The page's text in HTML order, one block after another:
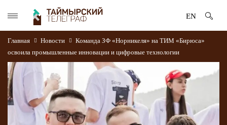
EN
Главная Новости
Команда ЗФ «Норникеля» на ТИМ «Бирюса»
освоила промышленные инновации и цифровые технологии